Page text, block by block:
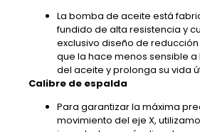
La bomba de aceite está
fundido de alta resistencia y
exclusivo diseño de
que la hace menos sensible
del aceite y prolonga su vida
Calibre de espalda
Para garantizar la máxima
movimiento del eje X,